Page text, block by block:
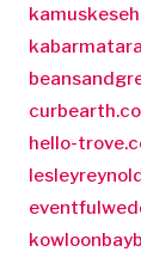
hello-